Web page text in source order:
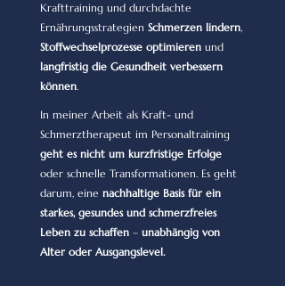
Krafttraining und durchdachte
Ernährungsstrategien Schmerzen lindern,
Stoffwechselprozesse optimieren und
langfristig die Gesundheit verbessern
können.
In meiner Arbeit als Kraft- und
Schmerztherapeut im Personaltraining
geht es nicht um kurzfristige Erfolge
oder schnelle Transformationen. Es geht
darum, eine nachhaltige Basis für ein
starkes, gesundes und schmerzfreies
Leben zu schaffen – unabhängig von
Alter oder Ausgangslevel.